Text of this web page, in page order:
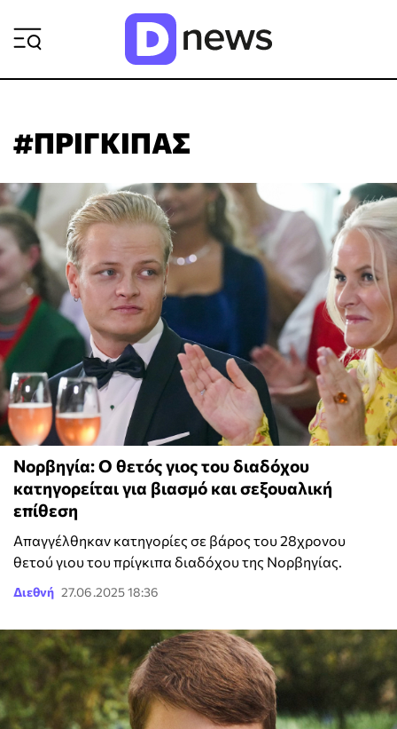
#ΠΡΙΓΚΙΠΑΣ
Νορβηγία: Ο θετός γιος του διαδόχου
κατηγορείται για βιασμό και σεξουαλική
επίθεση
Απαγγέλθηκαν κατηγορίες σε βάρος του 28χρονου
θετού γιου του πρίγκιπα διαδόχου της Νορβηγίας.
Διεθνή 27.06.2025 18:36